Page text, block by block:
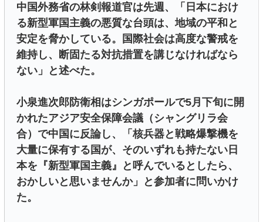
中国外務省の林剣報道官は先週、「日本におけ
る新型軍国主義の悪質な台頭は、地域の平和と
安定を脅かしている。国際社会は高度な警戒を
維持し、断固たる対抗措置を講じなければなら
ない」と述べた。
小泉進次郎防衛相はシンガポールで5月下旬に開
かれたアジア安全保障会議（シャングリラ会
合）で中国に反論し、「核兵器と戦略爆撃機を
大量に保有する国が、そのいずれも持たない日
本を『新型軍国主義』と呼んでいるとしたら、
おかしいと思いませんか」と参加者に問いかけ
た。